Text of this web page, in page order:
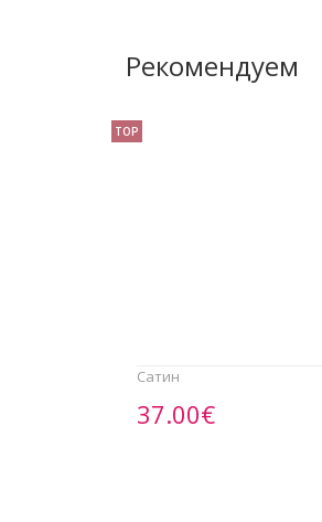
Рекомендуем
TOP
Сатин
37.00€